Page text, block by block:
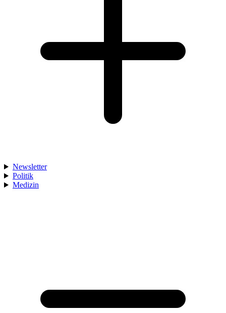
Newsletter
Politik
Medizin